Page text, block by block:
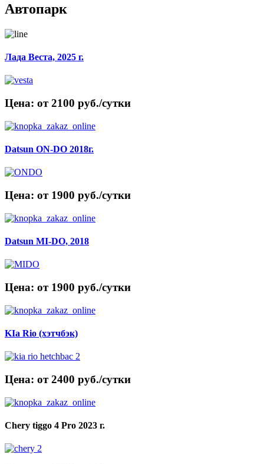
Автопарк
Лада Веста, 2025 г.
Цена: от 2100 руб./сутки
Datsun ON-DO 2018г.
Цена: от 1900 руб./сутки
Datsun MI-DO, 2018
Цена: от 1900 руб./сутки
KIa Rio (хэтчбэк)
Цена: от 2400 руб./сутки
Chery tiggo 4 Pro 2023 г.